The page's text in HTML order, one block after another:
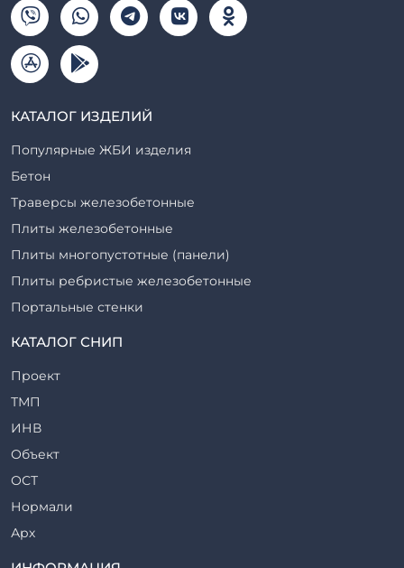
КАТАЛОГ ИЗДЕЛИЙ
Популярные ЖБИ изделия
Бетон
Траверсы железобетонные
Плиты железобетонные
Плиты многопустотные (панели)
Плиты ребристые железобетонные
Портальные стенки
Прогоны железобетонные
Ригели железобетонные
Сваи железобетонные
Стеновые блоки
Стойки железобетонные
Столбы железобетонные
Закладные детали
Трубы железобетонные
КАТАЛОГ СНИП
Проект
ТМП
ИНВ
Объект
ОСТ
Нормали
Арх
ТР